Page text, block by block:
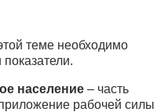
теме необходимо
население – часть
рабочей силы